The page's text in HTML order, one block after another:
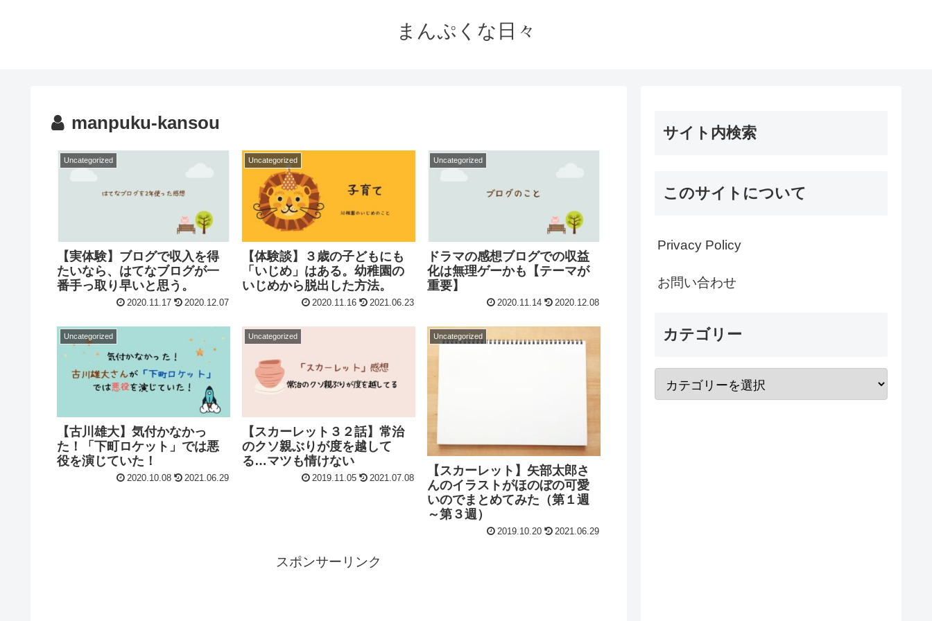
まんぷくな日々
manpuku-kansou
Uncategorized
【実体験】ブログで収入を得
たいなら、はてなブログが一
番手っ取り早いと思う。
2020.11.17 2020.12.07
Uncategorized
【体験談】３歳の子どもにも
「いじめ」はある。幼稚園の
いじめから脱出した方法。
2020.11.16 2021.06.23
Uncategorized
ドラマの感想ブログでの収益
化は無理ゲーかも【テーマが
重要】
2020.11.14 2020.12.08
Uncategorized
【古川雄大】気付かなかっ
た！「下町ロケット」では悪
役を演じていた！
2020.10.08 2021.06.29
Uncategorized
【スカーレット３２話】常治
のクソ親ぶりが度を越して
る…マツも情けない
2019.11.05 2021.07.08
Uncategorized
【スカーレット】矢部太郎さ
んのイラストがほのぼの可愛
いのでまとめてみた（第１週
～第３週）
2019.10.20 2021.06.29
スポンサーリンク
サイト内検索
このサイトについて
Privacy Policy
お問い合わせ
カテゴリー